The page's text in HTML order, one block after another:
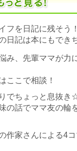
フを日記に残そう
日記は本にもでき
み、先輩ママが力
ここで相談！
でちょっと息抜き
の話でママ友の輪
作家さんによる4